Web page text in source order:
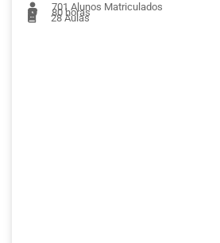
701 Alunos Matriculados
80 horas
28Aulas